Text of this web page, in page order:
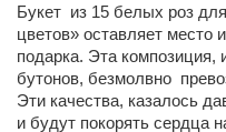
Букет из 15 белых роз
цветов» оставляет место
подарка. Эта композиция,
бутонов, безмолвно
Эти качества, казалось
и будут покорять сердца